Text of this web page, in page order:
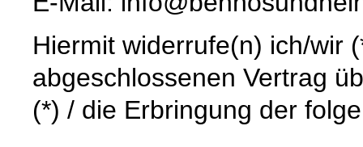
Hiermit widerrufe(n) ich/wir
abgeschlossenen Vertrag
(*) / die Erbringung der